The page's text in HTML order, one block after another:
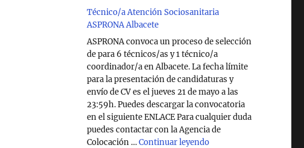
Técnico/a Atención Sociosanitaria
ASPRONA Albacete
ASPRONA convoca un proceso de selección
de para 6 técnicos/as y 1 técnico/a
coordinador/a en Albacete. La fecha límite
para la presentación de candidaturas y
envío de CV es el jueves 21 de mayo a las
23:59h. Puedes descargar la convocatoria
en el siguiente ENLACE Para cualquier duda
puedes contactar con la Agencia de
Colocación …Continuar leyendo"Técnico/a Atención